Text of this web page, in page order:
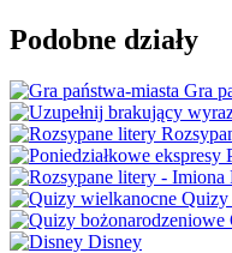
Podobne działy
Gra
Quizy
Disney